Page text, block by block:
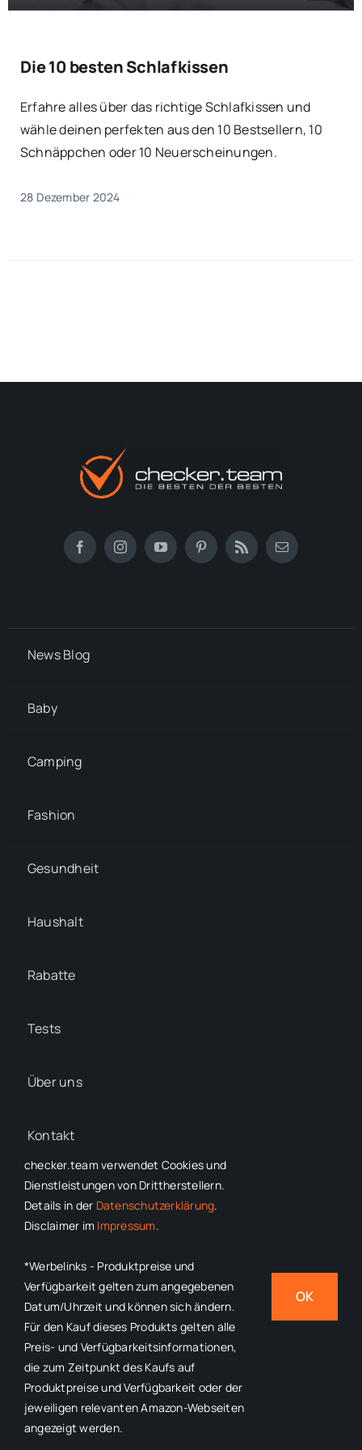
Die 10 besten Schlafkissen
Erfahre alles über das richtige Schlafkissen und
wähle deinen perfekten aus den 10 Bestsellern, 10
Schnäppchen oder 10 Neuerscheinungen.
28 Dezember 2024
News Blog
Baby
Camping
Fashion
Gesundheit
Haushalt
Rabatte
Tests
Über uns
Kontakt
© 2022 - 2026checker.team
*Volle Transparenz beiWerbelinks– Produktpreise und
Verfügbarkeit gelten zum angegebenen Datum/Uhrzeit und
können sich ändern. Für den Kauf dieses Produkts gelten alle
Preis- und Verfügbarkeitsinformationen, die zum Zeitpunkt des
Kaufs auf Produktpreise und Verfügbarkeit oder der jeweiligen
relevanten Amazon-Webseiten angezeigt werden.
checker.team verwendet Cookies und
Dienstleistungen von Drittherstellern.
Details in der Datenschutzerklärung.
Disclaimer im Impressum.
*Werbelinks - Produktpreise und
Verfügbarkeit gelten zum angegebenen
Datum/Uhrzeit und können sich ändern.
Für den Kauf dieses Produkts gelten alle
Preis- und Verfügbarkeitsinformationen,
die zum Zeitpunkt des Kaufs auf
Produktpreise und Verfügbarkeit oder der
jeweiligen relevanten Amazon-Webseiten
angezeigt werden.
OK